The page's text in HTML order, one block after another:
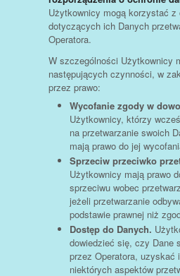
Użytkownicy mogą korzystać z
dotyczących ich Danych
Operatora.
W szczególności Użytkownicy
następujących czynności, w
przez prawo:
Wycofanie zgody w
Użytkownicy, którzy
na przetwarzanie swoich
mają prawo do jej
Sprzeciw przeciwko
Użytkownicy mają prawo
sprzeciwu wobec
jeżeli przetwarzanie
podstawie prawnej niż
Dostęp do Danych.
dowiedzieć się, czy Dane
przez Operatora, uzyskać
niektórych aspektów